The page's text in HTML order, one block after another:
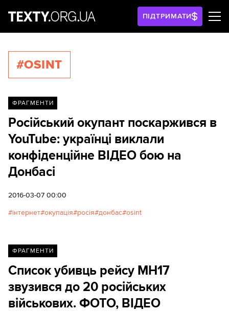
ПІДТРИМАТИ
#OSINT
ФРАГМЕНТИ
Російський окупант поскаржився в
YouTube: українці виклали
конфіденційне ВІДЕО бою на
Донбасі
2016-03-07 00:00
інтернет окупація росія донбас osint
ФРАГМЕНТИ
Список убивць рейсу MH17
звузився до 20 російських
військових. ФОТО, ВІДЕО